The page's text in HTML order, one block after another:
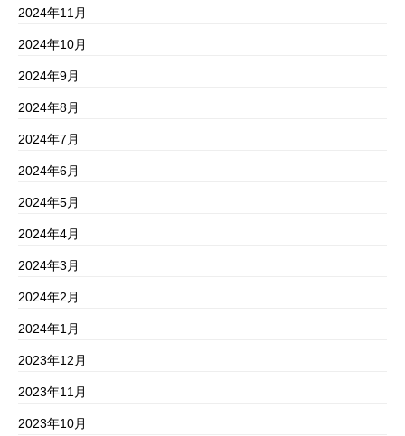
2024年11月
2024年10月
2024年9月
2024年8月
2024年7月
2024年6月
2024年5月
2024年4月
2024年3月
2024年2月
2024年1月
2023年12月
2023年11月
2023年10月